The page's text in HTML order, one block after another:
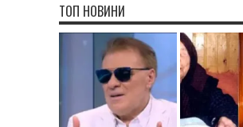
ТОП НОВИНИ